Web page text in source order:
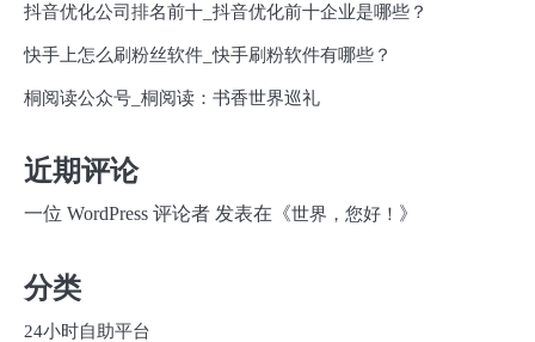
抖音优化公司排名前十_抖音优化前十企业是哪些？
快手上怎么刷粉丝软件_快手刷粉软件有哪些？
桐阅读公众号_桐阅读：书香世界巡礼
近期评论
一位 WordPress 评论者 发表在《世界，您好！ 》
分类
24小时自助平台